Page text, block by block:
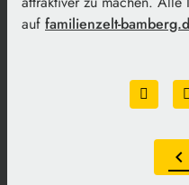
auf familienzelt-
chevron_left